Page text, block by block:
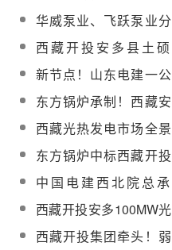
标候选人公示
100MW光热+800MW光
伏一体化项目光热部分
EPC总承包熔盐用超声
波流量计设备采购
华威泵业、飞跃泵业分
别中标西藏开投安多
100MW光热项目EPC总
承包高、低温熔盐泵设
备
西藏开投安多县土硕
100MW光热+800MW光
伏一体化项目光热部分
EPC总承包分散控制系
统DCS设备采购成交结
新节点！山东电建一公
司高海拔光热项目建设
接连实现突破
东方锅炉承制！西藏安
多100MW光热项目汽包
完工发运
西藏光热发电市场全景
一览
东方锅炉中标西藏开投
安多县土硕100MW光热
项目聚光集热系统设备
分系统调试
中国电建西北院总承
包！西藏开投安多
100MW光热项目动力岛
建设提速
西藏开投安多100MW光
热部分EPC总承包项目
西藏开投集团牵头！弱